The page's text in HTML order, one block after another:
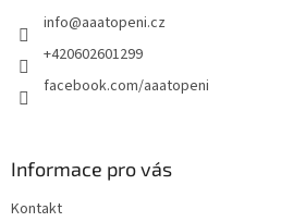
info@aaatopeni.cz
+420602601299
facebook.com/aaatopeni
Informace pro vás
Kontakt